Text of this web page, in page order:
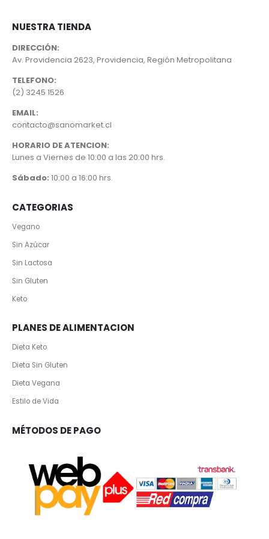
NUESTRA TIENDA
DIRECCIÓN:
Av. Providencia 2623, Providencia, Región Metropolitana
TELEFONO:
(2) 3245 1526
EMAIL:
contacto@sanomarket.cl
HORARIO DE ATENCION:
Lunes a Viernes de 10:00 a las 20:00 hrs.
Sábado: 10:00 a 16:00 hrs.
CATEGORIAS
Vegano
Sin Azúcar
Sin Lactosa
Sin Gluten
Keto
PLANES DE ALIMENTACION
Dieta Keto
Dieta Sin Gluten
Dieta Vegana
Estilo de Vida
MÉTODOS DE PAGO